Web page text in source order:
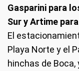
Gasparini para
Sur y Artime
El
Playa Norte y el
hinchas de Boca,